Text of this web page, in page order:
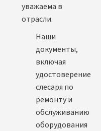
уважаема в
отрасли.
Наши
документы,
включая
удостоверение
слесаря по
ремонту и
обслуживанию
оборудования